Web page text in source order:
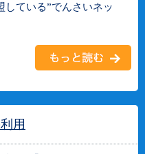
ている”でんさいネッ
用